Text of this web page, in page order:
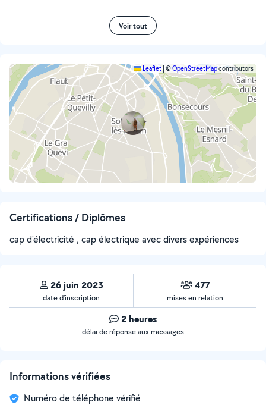
Voir tout
Leaflet| ©OpenStreetMapcontributors
Certifications / Diplômes
cap d'électricité , cap électrique avec divers expériences
26 juin 2023
date d’inscription
477
mises en relation
2 heures
délai de réponse aux messages
Informations vérifiées
Numéro de téléphone vérifié